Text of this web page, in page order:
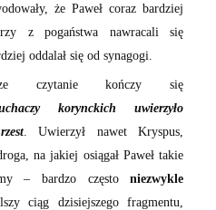
że Paweł coraz bardziej
z pogaństwa nawracali się
oddalał się od synagogi.
czytanie kończy się
korynckich uwierzyło
. Uwierzył nawet Kryspus,
na jakiej osiągał Paweł takie
– bardzo częstoniezwykle
ciąg dzisiejszego fragmentu,